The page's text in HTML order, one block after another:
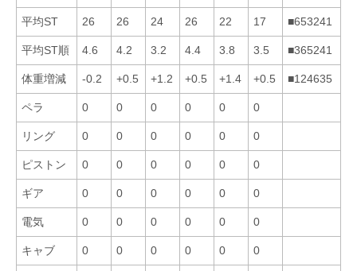
平均ST 26 26 24 26 22 17 ■653241
平均ST順 4.6 4.2 3.2 4.4 3.8 3.5 ■365241
体重増減 -0.2 +0.5 +1.2 +0.5 +1.4 +0.5 ■124635
ペラ 0 0 0 0 0 0
リング 0 0 0 0 0 0
ピストン 0 0 0 0 0 0
ギア 0 0 0 0 0 0
電気 0 0 0 0 0 0
キャブ 0 0 0 0 0 0